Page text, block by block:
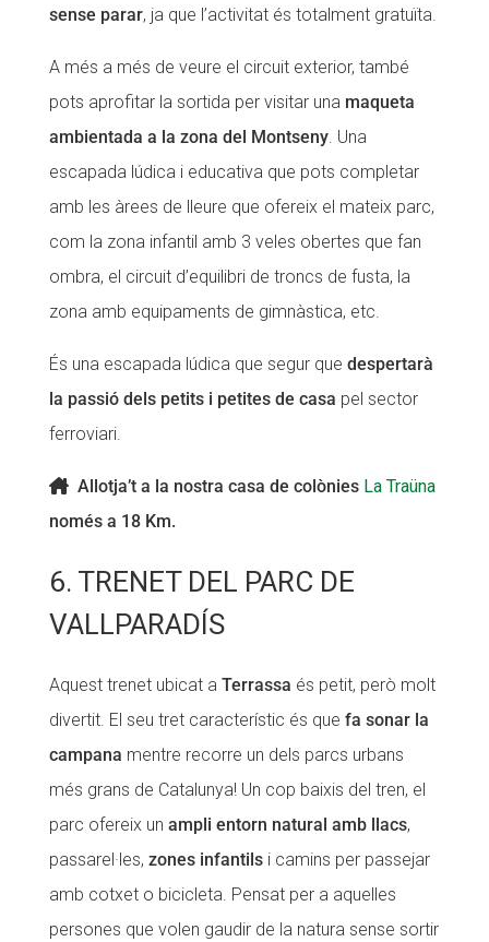
sense parar, ja que l’activitat és totalment gratuïta.
A més a més de veure el circuit exterior, també
pots aprofitar la sortida per visitar una maqueta
ambientada a la zona del Montseny. Una
escapada lúdica i educativa que pots completar
amb les àrees de lleure que ofereix el mateix parc,
com la zona infantil amb 3 veles obertes que fan
ombra, el circuit d’equilibri de troncs de fusta, la
zona amb equipaments de gimnàstica, etc.
És una escapada lúdica que segur que despertarà
la passió dels petits i petites de casa pel sector
ferroviari.
Allotja’t a la nostra casa de colònies La Traüna
només a 18 Km.
6. TRENET DEL PARC DE
VALLPARADÍS
Aquest trenet ubicat a Terrassa és petit, però molt
divertit. El seu tret característic és que fa sonar la
campana mentre recorre un dels parcs urbans
més grans de Catalunya! Un cop baixis del tren, el
parc ofereix un ampli entorn natural amb llacs,
passarel·les, zones infantilsi camins per passejar
amb cotxet o bicicleta. Pensat per a aquelles
persones que volen gaudir de la natura sense sortir